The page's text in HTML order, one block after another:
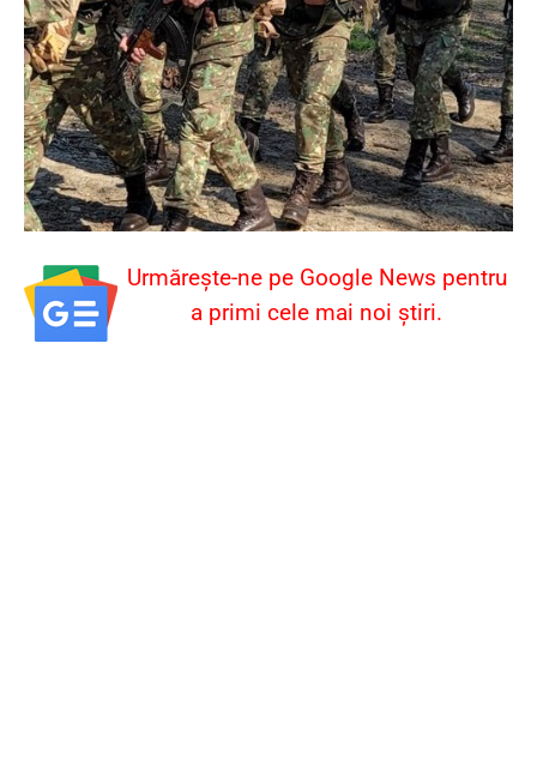
Urmărește-ne pe Google News pentru
a primi cele mai noi știri.